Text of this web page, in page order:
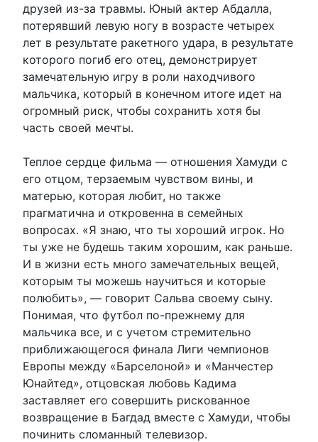
друзей из-за травмы. Юный актер Абдалла,
потерявший левую ногу в возрасте четырех
лет в результате ракетного удара, в результате
которого погиб его отец, демонстрирует
замечательную игру в роли находчивого
мальчика, который в конечном итоге идет на
огромный риск, чтобы сохранить хотя бы
часть своей мечты.
Теплое сердце фильма — отношения Хамуди с
его отцом, терзаемым чувством вины, и
матерью, которая любит, но также
прагматична и откровенна в семейных
вопросах. «Я знаю, что ты хороший игрок. Но
ты уже не будешь таким хорошим, как раньше.
И в жизни есть много замечательных вещей,
которым ты можешь научиться и которые
полюбить», — говорит Сальва своему сыну.
Понимая, что футбол по-прежнему для
мальчика все, и с учетом стремительно
приближающегося финала Лиги чемпионов
Европы между «Барселоной» и «Манчестер
Юнайтед», отцовская любовь Кадима
заставляет его совершить рискованное
возвращение в Багдад вместе с Хамуди, чтобы
починить сломанный телевизор.